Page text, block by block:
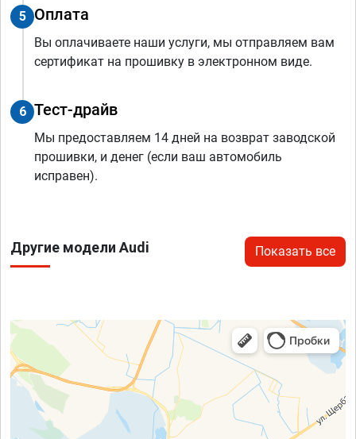
5 Оплата
Вы оплачиваете наши услуги, мы отправляем вам
сертификат на прошивку в электронном виде.
6 Тест-драйв
Мы предоставляем 14 дней на возврат заводской
прошивки, и денег (если ваш автомобиль
исправен).
Другие модели Audi Показать все